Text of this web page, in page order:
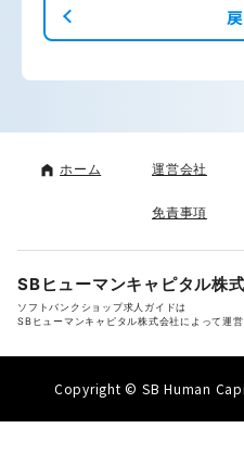
ホーム 運営会社
免責事項
SBヒューマンキャピタル株
ソフトバンクショップ求人ガイドは
SBヒューマンキャピタル株式会社によって運営
Copyright © SB Human